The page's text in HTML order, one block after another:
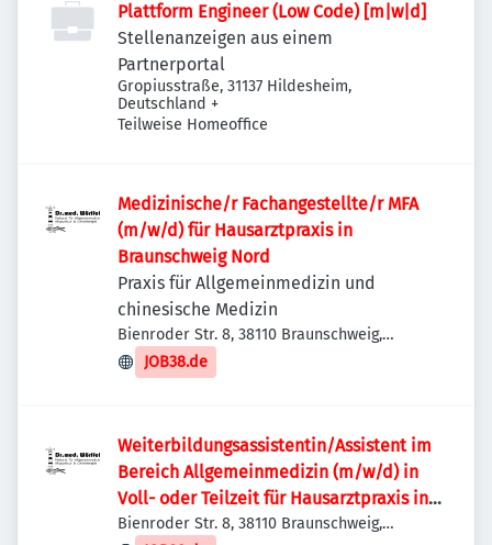
Plattform Engineer (Low Code) [m|w|d]
Stellenanzeigen aus einem
Partnerportal
Gropiusstraße, 31137 Hildesheim,
Deutschland +
Teilweise Homeoffice
Medizinische/r Fachangestellte/r MFA
(m/w/d) für Hausarztpraxis in
Braunschweig Nord
Praxis für Allgemeinmedizin und
chinesische Medizin
Bienroder Str. 8, 38110 Braunschweig,
Deutschland
JOB38.de
Weiterbildungsassistentin/Assistent im
Bereich Allgemeinmedizin (m/w/d) in
Voll- oder Teilzeit für Hausarztpraxis in
Braunschweig Nord
Bienroder Str. 8, 38110 Braunschweig,